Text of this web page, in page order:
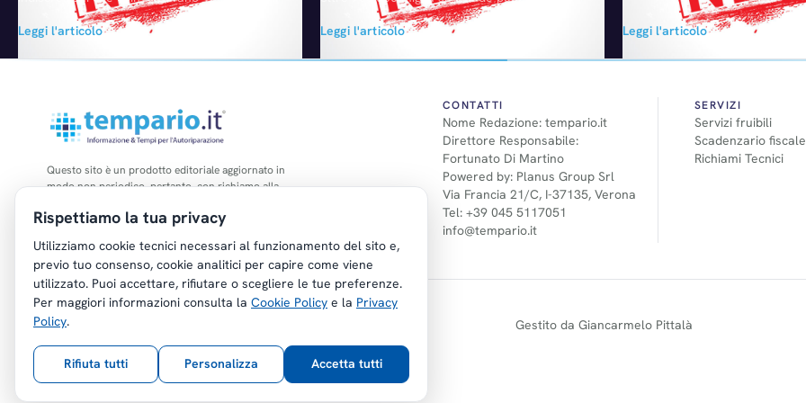
(smentite), Fiat Chrysler Automobiles viene
nuovamente indicata come pronta ad una
Times e anche in questo caso le smentite da
entrambi…
Leggi l'articolo
durante i test, fa sapere Chris Urmson,
direttore del programma i guida autonoma
dichiarato in un'intervista al magazine Detroit
Leggi l'articolo
Nazionale Autonomo Periti
Stradale -, dr. ing. Elios
volersi informare…
Leggi l'articolo
Questo sito è un prodotto editoriale aggiornato in
modo non periodico, pertanto, con richiamo alla
obblighi di registrazione di cui all'art. 5 della L.
CONTATTI
Nome Redazione: tempario.it
Direttore Responsabile:
Fortunato Di Martino
Powered by: Planus Group Srl
Via Francia 21/C, I-37135, Verona
Tel: +39 045 5117051
info@tempario.it
SERVIZI
Servizi fruibili
Scadenzario fiscale
Richiami Tecnici
Planus Group Srl - P.I. IT03584100238
Gestito da Giancarmelo Pittalà
Rispettiamo la tua privacy
Utilizziamo cookie tecnici necessari al funzionamento del sito e,
previo tuo consenso, cookie analitici per capire come viene
utilizzato. Puoi accettare, rifiutare o scegliere le tue preferenze.
Per maggiori informazioni consulta la Cookie Policy e la Privacy
Policy.
Rifiuta tutti Personalizza Accetta tutti